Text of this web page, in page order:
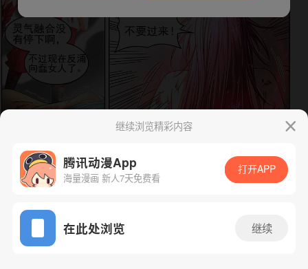
App免费看
下一话 腾漫App免费看
继续浏览精彩内容
腾讯动漫App
海量漫画 新人7天免费看
打开APP
在此处浏览 继续